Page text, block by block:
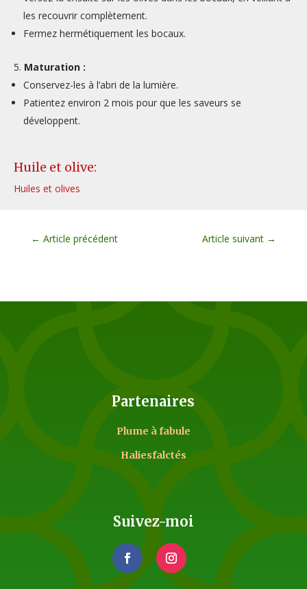
les recouvrir complètement.
Fermez hermétiquement les bocaux.
Maturation :
Conservez-les à l’abri de la lumière.
Patientez environ 2 mois pour que les saveurs se
développent.
Huile et olive:
Huiles et olives
← Article précédent Article suivant →
Partenaires
Plume à fabule
Haliesfalctés
Suivez-moi